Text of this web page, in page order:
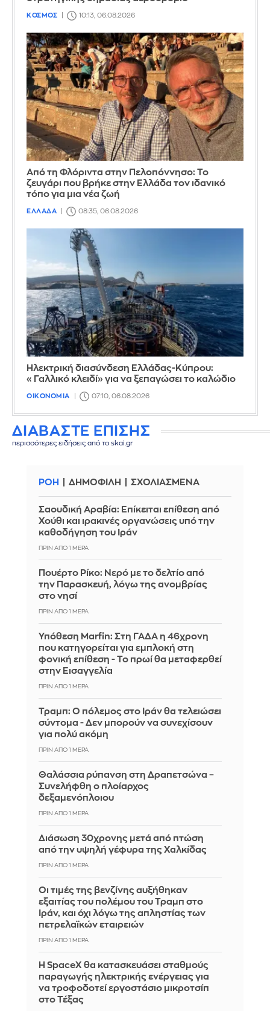
ΚΟΣΜΟΣ 10:13, 06.08.2026
Από τη Φλόριντα στην Πελοπόννησο: Το
ζευγάρι που βρήκε στην Ελλάδα τον ιδανικό
τόπο για μια νέα ζωή
ΕΛΛΑΔΑ 08:35, 06.08.2026
Ηλεκτρική διασύνδεση Ελλάδας-Κύπρου:
«Γαλλικό κλειδί» για να ξεπαγώσει το καλώδιο
ΟΙΚΟΝΟΜΙΑ 07:10, 06.08.2026
ΔΙΑΒΑΣΤΕ ΕΠΙΣΗΣ
περισσότερες ειδήσεις από το skai.gr
ΡΟΗ ΔΗΜΟΦΙΛΗ ΣΧΟΛΙΑΣΜΕΝΑ
Σαουδική Αραβία: Επίκειται επίθεση από
Χούθι και ιρακινές οργανώσεις υπό την
καθοδήγηση του Ιράν
ΠΡΙΝ ΑΠΌ 1 ΜΈΡΑ
Πουέρτο Ρίκο: Νερό με το δελτίο από
την Παρασκευή, λόγω της ανομβρίας
στο νησί
ΠΡΙΝ ΑΠΌ 1 ΜΈΡΑ
Υπόθεση Marfin: Στη ΓΑΔΑ η 46χρονη
που κατηγορείται για εμπλοκή στη
φονική επίθεση - Το πρωί θα μεταφερθεί
στην Εισαγγελία
ΠΡΙΝ ΑΠΌ 1 ΜΈΡΑ
Τραμπ: Ο πόλεμος στο Ιράν θα τελειώσει
σύντομα - Δεν μπορούν να συνεχίσουν
για πολύ ακόμη
ΠΡΙΝ ΑΠΌ 1 ΜΈΡΑ
Θαλάσσια ρύπανση στη Δραπετσώνα –
Συνελήφθη ο πλοίαρχος
δεξαμενόπλοιου
ΠΡΙΝ ΑΠΌ 1 ΜΈΡΑ
Διάσωση 30χρονης μετά από πτώση
από την υψηλή γέφυρα της Χαλκίδας
ΠΡΙΝ ΑΠΌ 1 ΜΈΡΑ
Οι τιμές της βενζίνης αυξήθηκαν
εξαιτίας του πολέμου του Τραμπ στο
Ιράν, και όχι λόγω της απληστίας των
πετρελαϊκών εταιρειών
ΠΡΙΝ ΑΠΌ 1 ΜΈΡΑ
Η SpaceX θα κατασκευάσει σταθμούς
παραγωγής ηλεκτρικής ενέργειας για
να τροφοδοτεί εργοστάσιο μικροτσίπ
στο Τέξας